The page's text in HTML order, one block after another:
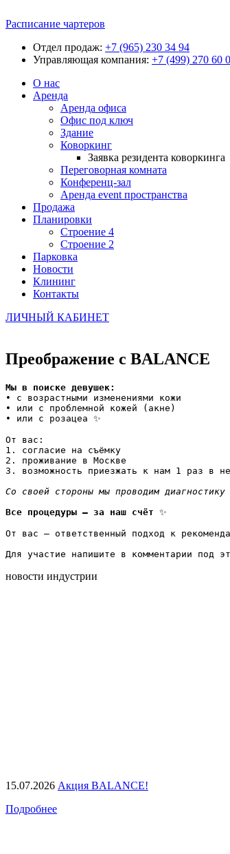
Расписание чартеров
Отдел продаж: +7 (965) 230 34 94
Управляющая компания: +7 (499) 270 60
О нас
Аренда
Аренда офиса
Офис под ключ
Здание
Коворкинг
Заявка резидента коворкинга
Переговорная комната
Конференц-зал
Аренда event пространства
Продажа
Планировки
Строение 4
Строение 2
Парковка
Новости
Клининг
Контакты
ЛИЧНЫЙ КАБИНЕТ
Преображение с BALANCE
Мы в поиске девушек:
• с возрастными изменениями кожи
• или с проблемной кожей (акне)
• или с розацеа ✨
От вас:
1. согласие на съёмку
2. проживание в Москве
3. возможность приезжать к нам 1 раз в
Со своей стороны мы проводим
Все процедуры — за наш счёт ✨
От вас — ответственный подход к
Для участие напишите в комментарии под
новости индустрии
15.07.2026 Акция BALANCE!
Подробнее